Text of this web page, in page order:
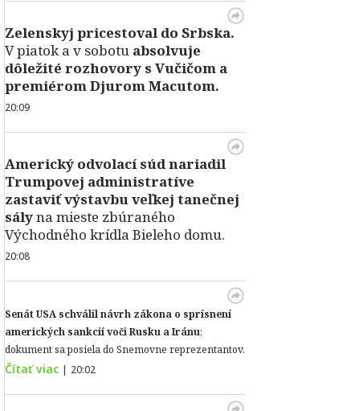
Zelenskyj pricestoval do Srbska.
V piatok a v sobotu absolvuje
dôležité rozhovory s Vučičom a
premiérom Djurom Macutom.
20:09
Americký odvolací súd nariadil
Trumpovej administratíve
zastaviť výstavbu veľkej tanečnej
sályna mieste zbúraného
Východného krídla Bieleho domu.
20:08
Senát USA schválil návrh zákona o sprísnení
amerických sankcií voči Rusku a Iránu;
dokument sa posiela do Snemovne reprezentantov.
Čítať viac | 20:02